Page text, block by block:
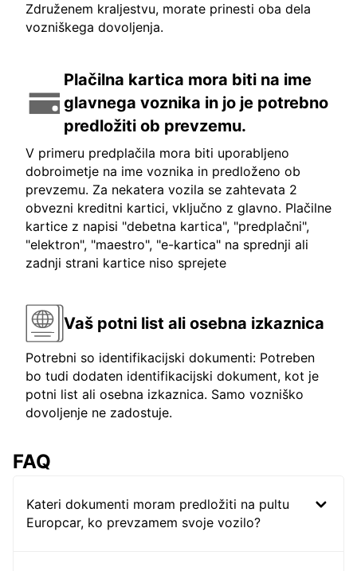
Združenem kraljestvu, morate prinesti oba dela
vozniškega dovoljenja.
Plačilna kartica mora biti na ime
glavnega voznika in jo je potrebno
predložiti ob prevzemu.
V primeru predplačila mora biti uporabljeno
dobroimetje na ime voznika in predloženo ob
prevzemu. Za nekatera vozila se zahtevata 2
obvezni kreditni kartici, vključno z glavno. Plačilne
kartice z napisi "debetna kartica", "predplačni",
"elektron", "maestro", "e-kartica" na sprednji ali
zadnji strani kartice niso sprejete
Vaš potni list ali osebna izkaznica
Potrebni so identifikacijski dokumenti: Potreben
bo tudi dodaten identifikacijski dokument, kot je
potni list ali osebna izkaznica. Samo vozniško
dovoljenje ne zadostuje.
FAQ
Kateri dokumenti moram predložiti na pultu
Europcar, ko prevzamem svoje vozilo?